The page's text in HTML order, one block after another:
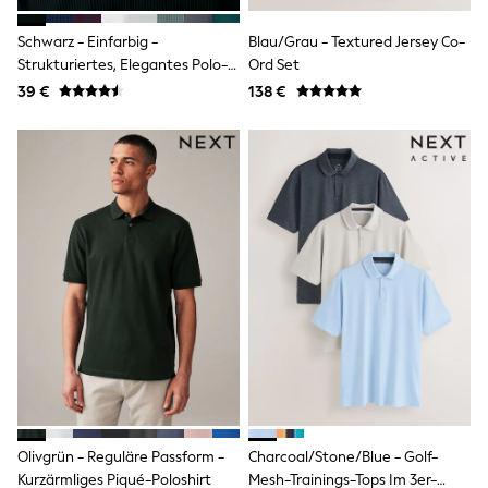
Skechers
Sunglasses
GIRLS
New In
New In
Trending: Top & Short Sets
Trending: Clogs
Toy Story
THE SET
50 - 92cm
98 - 110cm
140 - 174cm
All Clothing
Shorts & Skirts
Coats & Jackets
Sweatshirts & Hoodies
Knitwear
Trousers & Leggings
Sets & Outfits
Schwarz - Einfarbig -
Strukturiertes, Elegantes Polo-
Shirt Mit Reißverschluss Am
39 €
Blau/Grau - Textured Jersey Co-
Ord Set
138 €
Olivgrün - Reguläre Passform -
Kurzärmliges Piqué-Poloshirt
Charcoal/Stone/Blue - Golf-
Mesh-Trainings-Tops Im 3er-